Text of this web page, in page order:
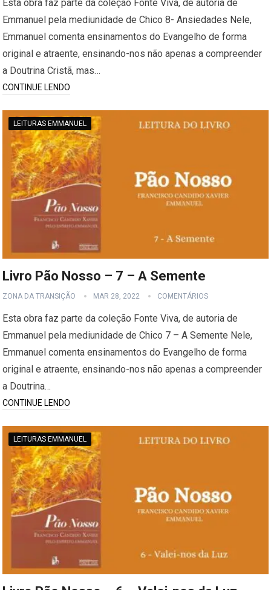
Esta obra faz parte da coleção Fonte Viva, de autoria de
Emmanuel pela mediunidade de Chico 8- Ansiedades Nele,
Emmanuel comenta ensinamentos do Evangelho de forma
original e atraente, ensinando-nos não apenas a compreender
a Doutrina Cristã, mas…
CONTINUE LENDO
LEITURAS EMMANUEL
Livro Pão Nosso – 7 – A Semente
ZONA DA TRANSIÇÃO MAR 28, 2022 COMENTÁRIOS
Esta obra faz parte da coleção Fonte Viva, de autoria de
Emmanuel pela mediunidade de Chico 7 – A Semente Nele,
Emmanuel comenta ensinamentos do Evangelho de forma
original e atraente, ensinando-nos não apenas a compreender
a Doutrina…
CONTINUE LENDO
LEITURAS EMMANUEL